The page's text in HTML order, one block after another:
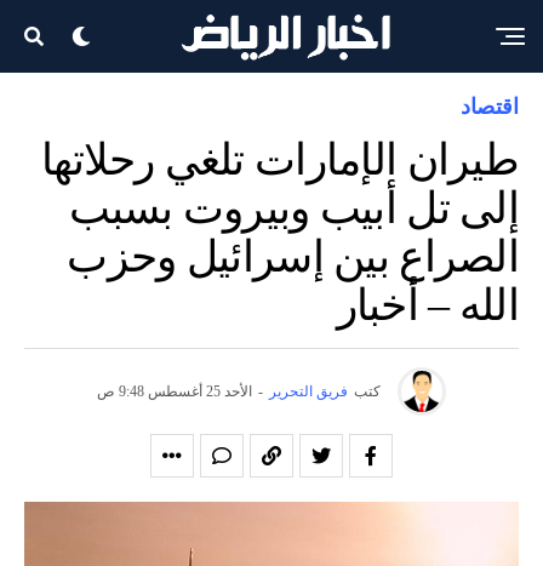
اقتصاد
طيران الإمارات تلغي رحلاتها
إلى تل أبيب وبيروت بسبب
الصراع بين إسرائيل وحزب
الله – أخبار
كتب فريق التحرير - الأحد 25 أغسطس 9:48 ص